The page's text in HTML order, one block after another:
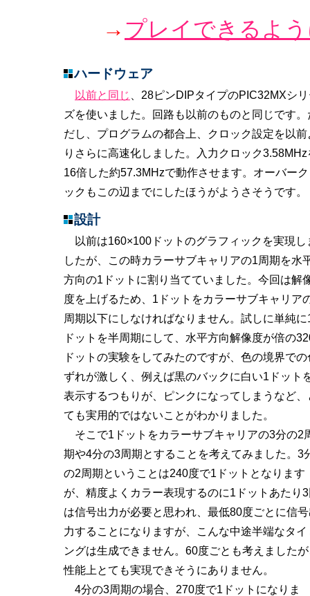
→ プレイできるよ
ハードウェア
以前と同じ
、28ピンDIPタイプのPIC32MXシ
ズを使いました。回路も以前のものと同じです。
だし、プログラムの都合上、クロック設定を以前
りさらに高速化しました。入力クロック3.58MHz
16倍した約57.3MHzで動作させます。オーバー
ックもこの辺までにしたほうがようさそうです。
設計
以前は160×100ドットのグラフィックを実現し
したが、この時カラーサブキャリアの1周期を水
方向の1ドットに割り当てていました。今回は解
度を上げるため、1ドットをカラーサブキャリア
周期以下にしなければなりません。試しに単純に
ドットを半周期にして、水平方向解像度が倍の
ドットの実験をしてみたのですが、色の境界での
ずれが激しく、例えば黒のバックに白い1ドット
表示するつもりが、ピンクになってしまうなど、
ても実用的ではないことがわかりました。
そこで1ドットをカラーサブキャリアの3分の2
期や4分の3周期とすることを考えてみました。3
の2周期ということは240度で1ドットとなります
が、精度よくカラー表現するのに1ドットあたり
は信号出力が必要と思われ、最低80度ごとに信
力することになりますが、こんな中途半端なタイ
ングは生成できません。60度ごとも考えました
性能上とても実現できそうにありません。
4分の3周期の場合、270度で1ドットになりま